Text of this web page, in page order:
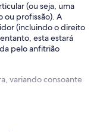
(ou seja, uma
ou profissão). A
(incluindo o direito
esta estará
pelo anfitrião
variando consoante